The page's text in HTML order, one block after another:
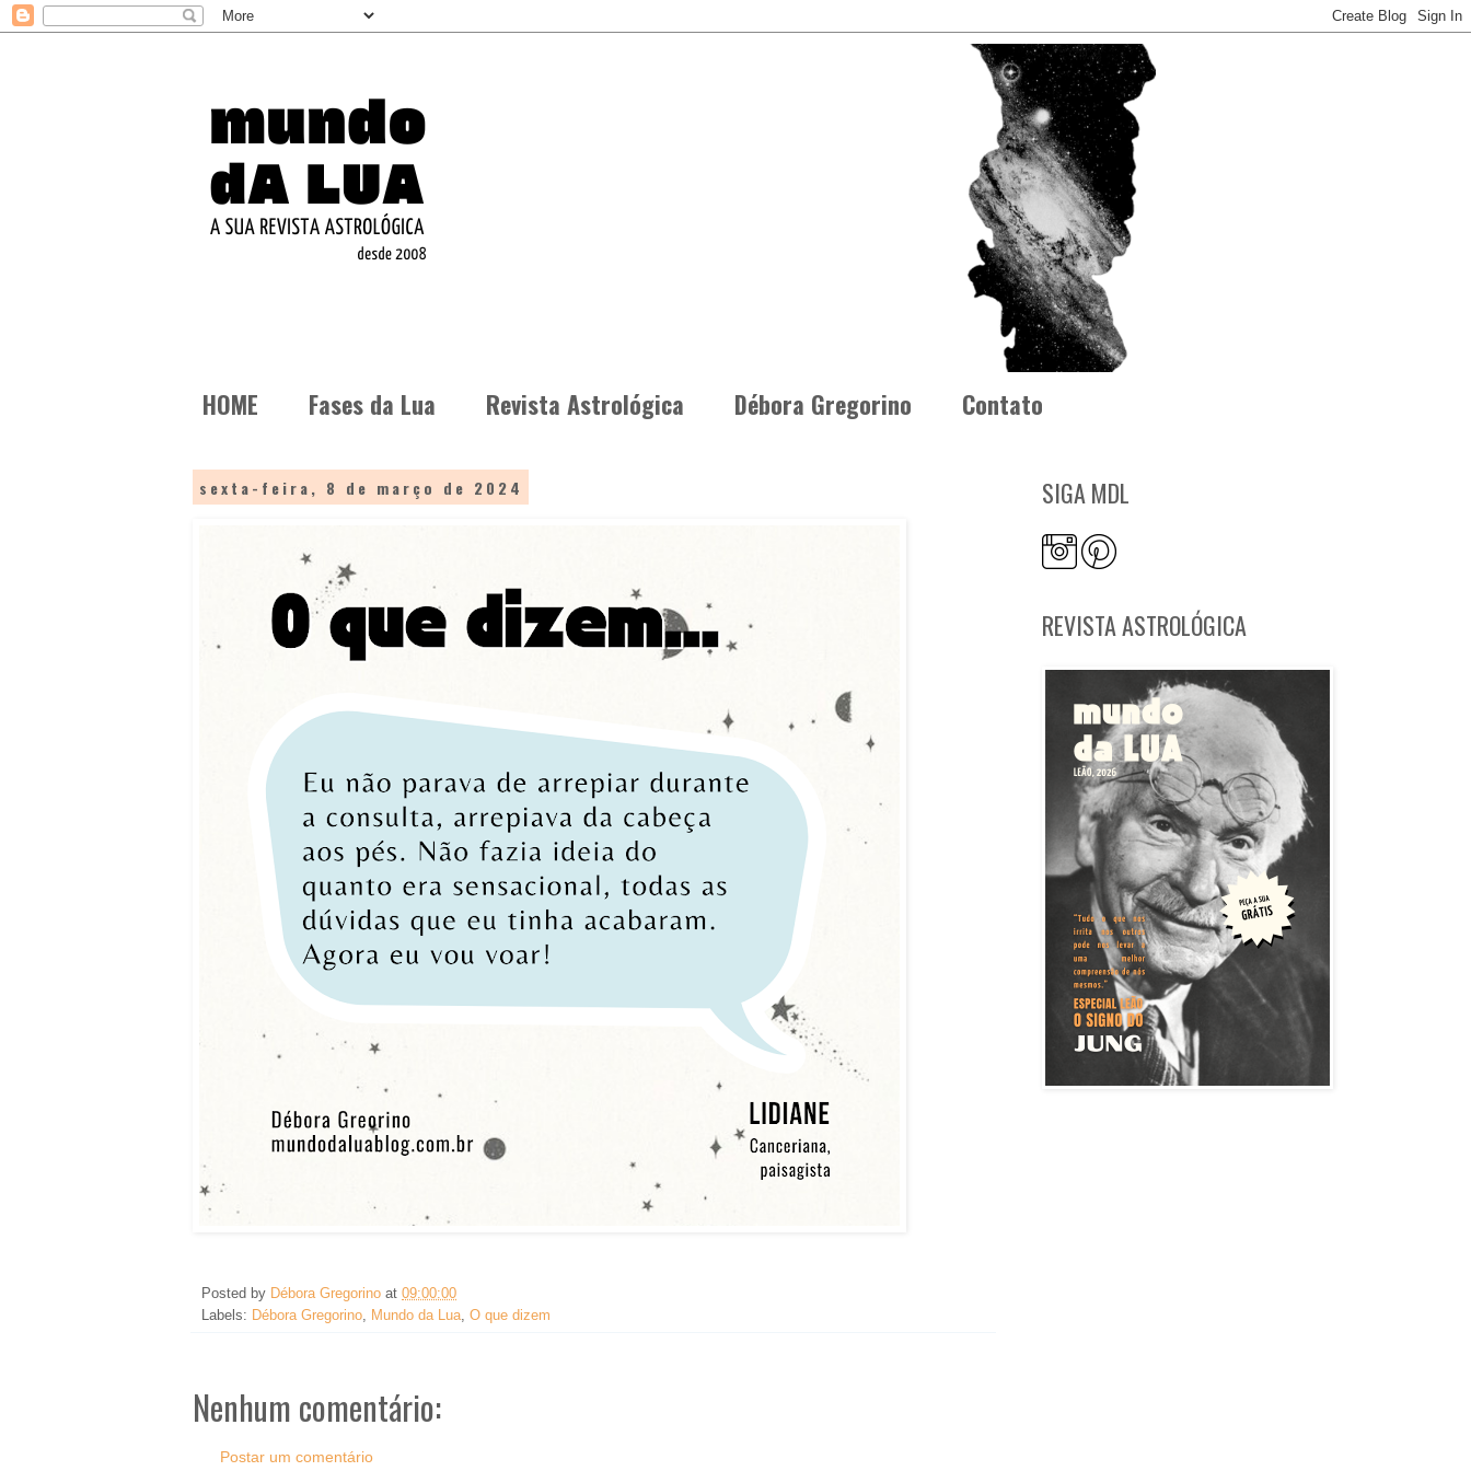
HOME Fases da Lua Revista Astrológica Débora Gregorino Contato
sexta-feira, 8 de março de 2024
Posted by Débora Gregorino at 09:00:00
Labels: Débora Gregorino Mundo da Lua O que dizem
Nenhum comentário:
Postar um comentário
SIGA MDL
REVISTA ASTROLÓGICA